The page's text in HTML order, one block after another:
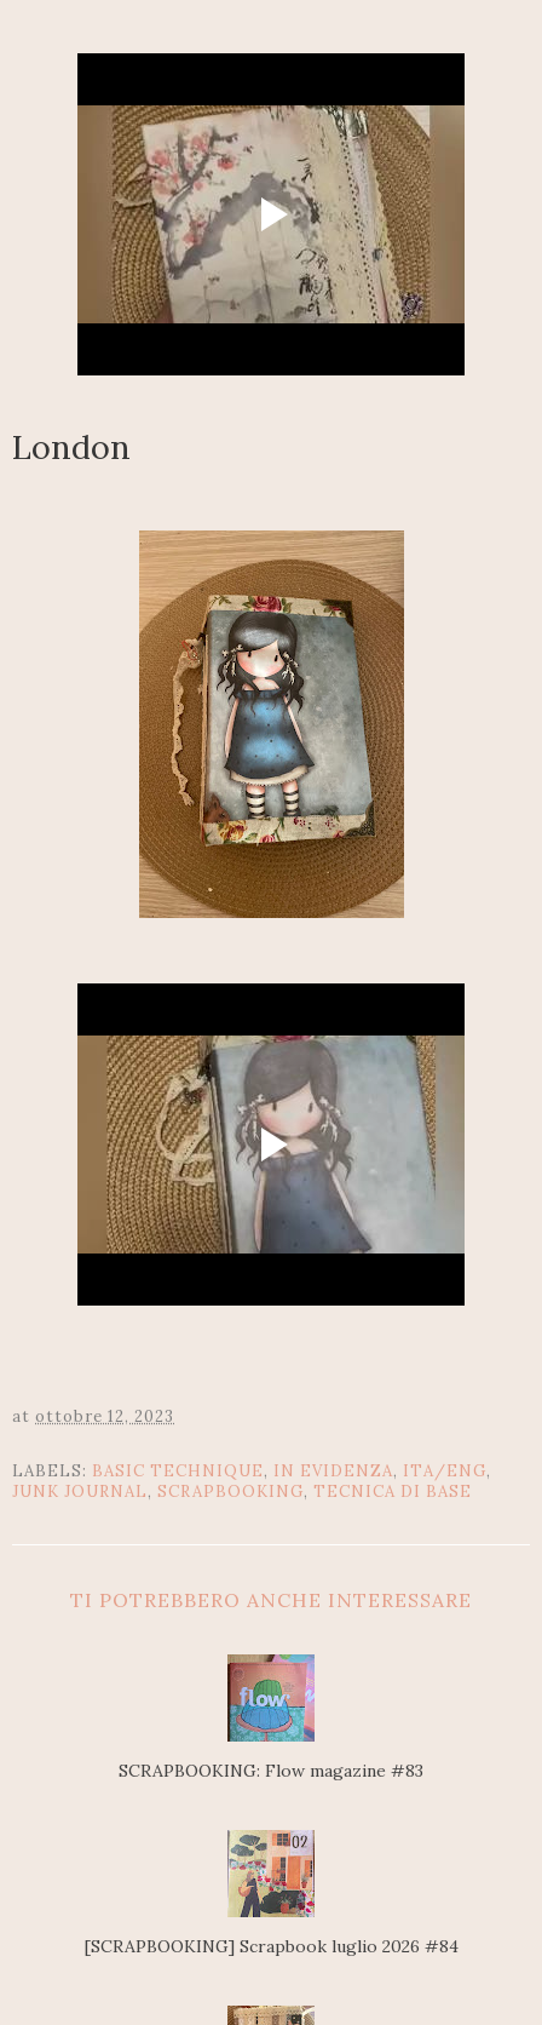
London
at ottobre 12, 2023
LABELS: BASIC TECHNIQUE, IN EVIDENZA, ITA/ENG,
JUNK JOURNAL, SCRAPBOOKING, TECNICA DI BASE
TI POTREBBERO ANCHE INTERESSARE
SCRAPBOOKING: Flow magazine #83
[SCRAPBOOKING] Scrapbook luglio 2026 #84